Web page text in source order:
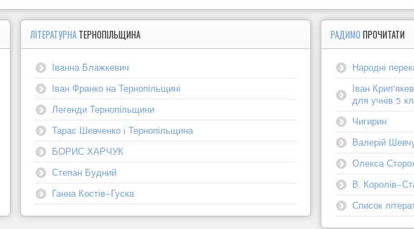
ЛІТЕРАТУРНА ТЕРНОПІЛЬЩИНА
Іванна Блажкевич
Іван Франко на Тернопільщині
Легенди Тернопільщини
Тарас Шевченко і Тернопільщина
БОРИС ХАРЧУК
Степан Будний
Ганна Костів-Гуска
РАДИМОПРОЧИТАТИ
Народні
Іван
для учнів 5
Чигирин
Валерій
Олекса
В. Королів-
Список